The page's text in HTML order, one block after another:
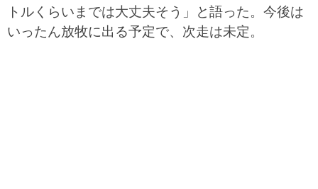
トルくらいまでは大丈夫そう」と語った。今後は
いったん放牧に出る予定で、次走は未定。